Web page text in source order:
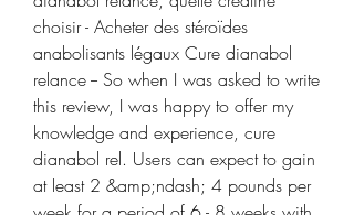
choisir - Acheter des stéroïdes
anabolisants légaux Cure dianabol
relance -- So when I was asked to write
this review, I was happy to offer my
knowledge and experience, cure
dianabol rel. Users can expect to gain
at least 2 &amp;ndash; 4 pounds per